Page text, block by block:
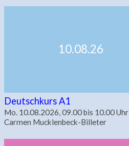
10.08.26
Deutschkurs A1
Mo. 10.08.2026, 09.00 bis 10.00 Uhr
Carmen Mucklenbeck-Billeter